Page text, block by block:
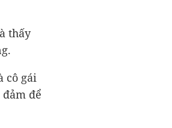
thấy
cô gái
để